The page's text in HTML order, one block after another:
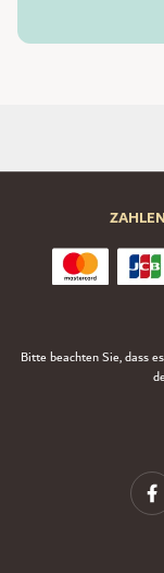
Bitte beachten Sie, dass